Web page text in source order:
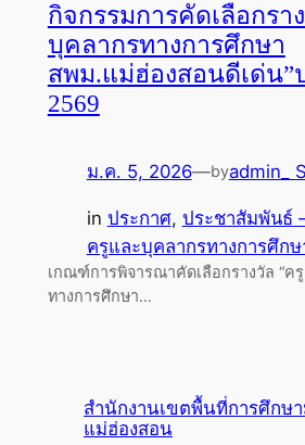
กิจกรรมการคัดเลือกรา
บุคลากรทางการศึกษา
สพม.แม่ฮ่องสอนดีเด่น”
2569
ม.ค. 5, 2026—byadmin_
in ประกาศ, ประชาสัมพันธ์
ครูและบุคลากรทางการศึกษ
เกณฑ์การพิจารณาคัดเลือกรางวัล “ค
ทางการศึกษา…
สำนักงานเขตพื้นที่การศึกษ
แม่ฮ่องสอน